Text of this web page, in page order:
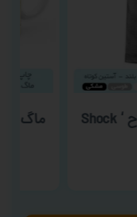
تیشرت فیلم و سریال طرح ‘ Shock
ماگ